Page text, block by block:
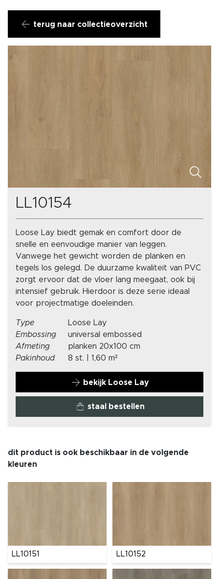
terug naar collectieoverzicht
LL10154
Loose Lay biedt gemak en comfort door de
snelle en eenvoudige manier van leggen.
Vanwege het gewicht worden de planken en
tegels los gelegd. De duurzame kwaliteit van PVC
zorgt ervoor dat de vloer lang meegaat, ook bij
intensief gebruik. Hierdoor is deze serie ideaal
voor projectmatige doeleinden.
Type
Loose Lay
Embossing
universal embossed
Afmeting
planken 20x100 cm
Pakinhoud
8 st. | 1,60 m²
bekijk Loose Lay
staal bestellen
dit product is ook beschikbaar in de volgende
kleuren
LL10151 LL10152